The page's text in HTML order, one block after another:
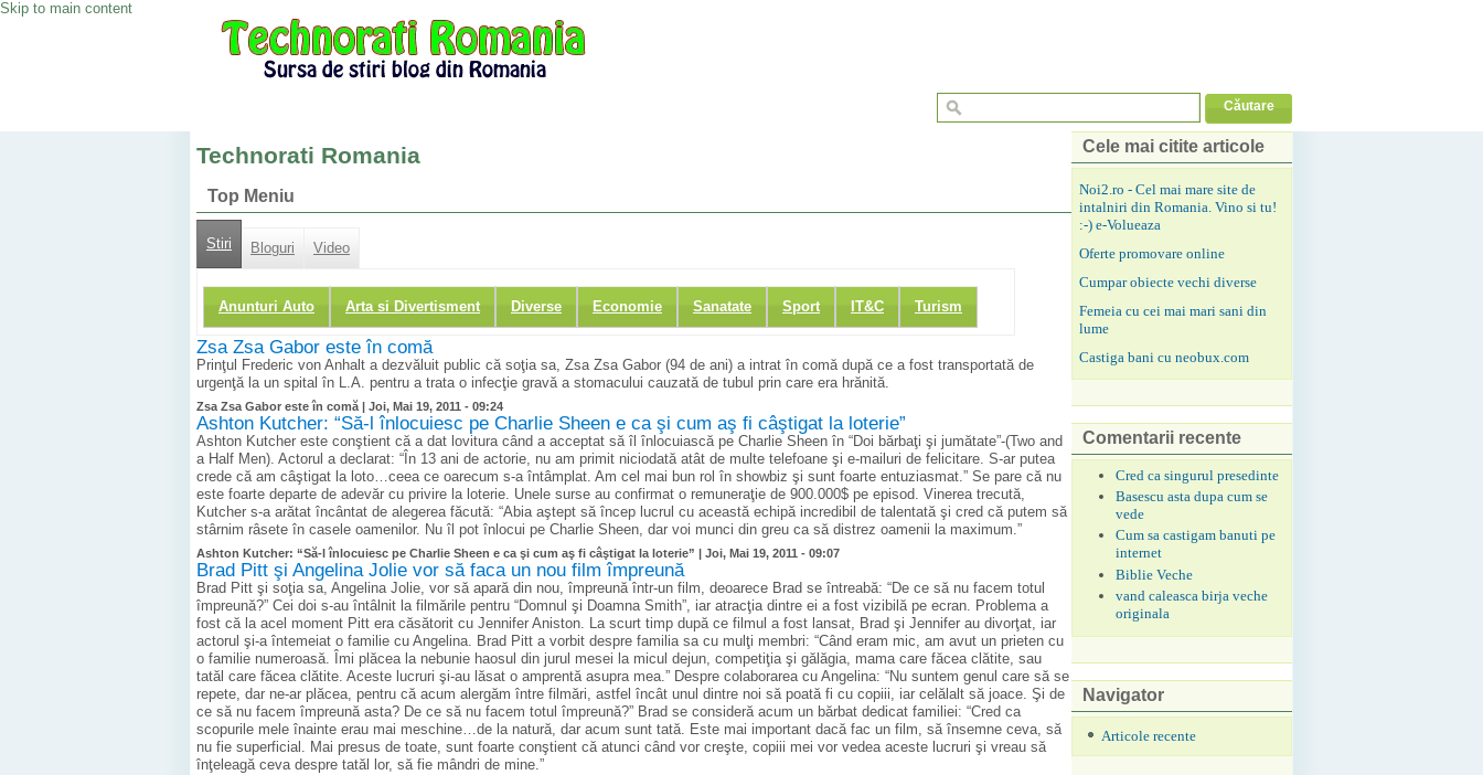
Skip to main content
Technorati Romania
Top Meniu
Stiri Bloguri Video
Anunturi Auto Arta si Divertisment Diverse Economie Sanatate Sport IT&C Turism
Zsa Zsa Gabor este în comă
Prinţul Frederic von Anhalt a dezvăluit public că soţia sa, Zsa Zsa Gabor (94 de ani) a intrat în comă după ce a fost transportată de
urgenţă la un spital în L.A. pentru a trata o infecţie gravă a stomacului cauzată de tubul prin care era hrănită.
Zsa Zsa Gabor este în comă | Joi, Mai 19, 2011 - 09:24
Ashton Kutcher: “Să-l înlocuiesc pe Charlie Sheen e ca şi cum aş fi câştigat la loterie”
Ashton Kutcher este conştient că a dat lovitura când a acceptat să îl înlocuiască pe Charlie Sheen în “Doi bărbaţi şi jumătate”-(Two and
a Half Men). Actorul a declarat: “În 13 ani de actorie, nu am primit niciodată atât de multe telefoane şi e-mailuri de felicitare. S-ar putea
crede că am câştigat la loto…ceea ce oarecum s-a întâmplat. Am cel mai bun rol în showbiz şi sunt foarte entuziasmat.” Se pare că nu
este foarte departe de adevăr cu privire la loterie. Unele surse au confirmat o remuneraţie de 900.000$ pe episod. Vinerea trecută,
Kutcher s-a arătat încântat de alegerea făcută: “Abia aştept să încep lucrul cu această echipă incredibil de talentată şi cred că putem să
stârnim râsete în casele oamenilor. Nu îl pot înlocui pe Charlie Sheen, dar voi munci din greu ca să distrez oamenii la maximum.”
Ashton Kutcher: “Să-l înlocuiesc pe Charlie Sheen e ca şi cum aş fi câştigat la loterie” | Joi, Mai 19, 2011 - 09:07
Brad Pitt şi Angelina Jolie vor să faca un nou film împreună
Brad Pitt şi soţia sa, Angelina Jolie, vor să apară din nou, împreună într-un film, deoarece Brad se întreabă: “De ce să nu facem totul
împreună?” Cei doi s-au întâlnit la filmările pentru “Domnul şi Doamna Smith”, iar atracţia dintre ei a fost vizibilă pe ecran. Problema a
fost că la acel moment Pitt era căsătorit cu Jennifer Aniston. La scurt timp după ce filmul a fost lansat, Brad şi Jennifer au divorţat, iar
actorul şi-a întemeiat o familie cu Angelina. Brad Pitt a vorbit despre familia sa cu mulţi membri: “Când eram mic, am avut un prieten cu
o familie numeroasă. Îmi plăcea la nebunie haosul din jurul mesei la micul dejun, competiţia şi gălăgia, mama care făcea clătite, sau
tatăl care făcea clătite. Aceste lucruri şi-au lăsat o amprentă asupra mea.” Despre colaborarea cu Angelina: “Nu suntem genul care să se
repete, dar ne-ar plăcea, pentru că acum alergăm între filmări, astfel încât unul dintre noi să poată fi cu copiii, iar celălalt să joace. Şi de
ce să nu facem împreună asta? De ce să nu facem totul împreună?” Brad se consideră acum un bărbat dedicat familiei: “Cred ca
scopurile mele înainte erau mai meschine…de la natură, dar acum sunt tată. Este mai important dacă fac un film, să însemne ceva, să
nu fie superficial. Mai presus de toate, sunt foarte conştient că atunci când vor creşte, copiii mei vor vedea aceste lucruri şi vreau să
înţeleagă ceva despre tatăl lor, să fie mândri de mine.”
Cele mai citite articole
Noi2.ro - Cel mai mare site de
intalniri din Romania. Vino si tu!
:-) e-Volueaza
Oferte promovare online
Cumpar obiecte vechi diverse
Femeia cu cei mai mari sani din
lume
Castiga bani cu neobux.com
Comentarii recente
Cred ca singurul presedinte
Basescu asta dupa cum se
vede
Cum sa castigam banuti pe
internet
Biblie Veche
vand caleasca birja veche
originala
Navigator
Articole recente